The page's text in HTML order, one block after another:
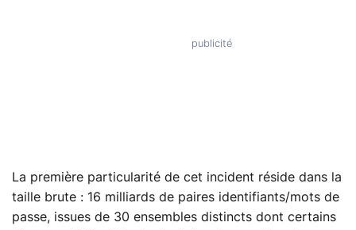
La première particularité de cet incident réside dans la
taille brute : 16 milliards de paires identifiants/mots de
passe, issues de 30 ensembles distincts dont certains